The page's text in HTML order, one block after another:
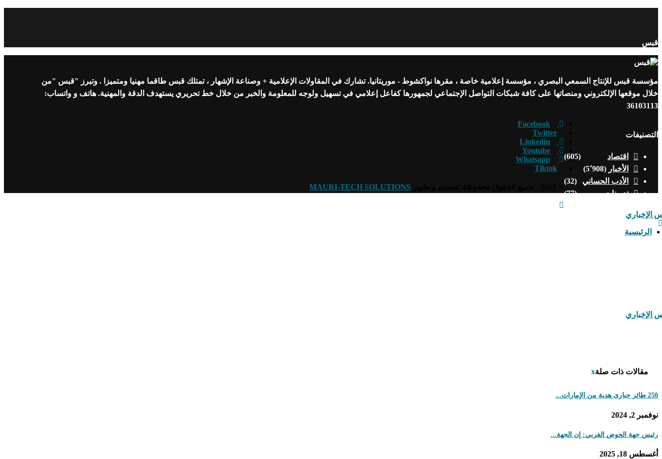
قبس
مؤسسة قبس للإنتاج السمعي البصري ، مؤسسة إعلامية خاصة ، مقرها نواكشوط - موريتانيا. تشارك في المقاولات الإعلامية + وصناعة الإشهار ، تمتلك قبس طاقما مهنيا ومتميزا . وتبرز "قبس "من
خلال موقعها الإلكتروني ومنصاتها على كافة شبكات التواصل الإجتماعي لجمهورها كفاعل إعلامي في تسهيل ولوجه للمعلومة والخبر من خلال خط تحريري يستهدف الدقة والمهنية. هاتف و واتساب:
36103113
التصنيفات
اقتصاد
(605)
الأخبار (5٬908)
الأدب الحساني
(32)
تدوينات
(77)
ثقافة وفن
حوارات
Facebook
Twitter
Linkedin
Youtube
Whatsapp
Tiktok
MAURI-TECH SOLUTIONS
الرئيسية
مقالات ذات صلةx
250 طائر حبارى هدية من الإمارات...
نوفمبر 2, 2024
رئيس جهة الحوض الغربي: إن الجهة...
أغسطس 18, 2025